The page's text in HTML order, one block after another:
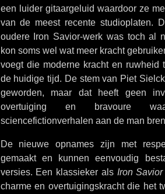
een luider gitaargeluid waardoor ze
van de meest recente studioplaten.
oudere Iron Savior-werk was toch al
kon soms wel wat meer kracht
voegt die moderne kracht en ruwheid
de huidige tijd. De stem van Piet
geworden, maar dat heeft geen
overtuiging en bravoure
sciencefictionverhalen aan de man
De nieuwe opnames zijn met
gemaakt en kunnen eenvoudig
versies. Een klassieker als Iron Savior
charme en overtuigingskracht die het